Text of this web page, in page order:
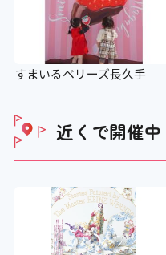
すまいるベリーズ長久手
近くで開催